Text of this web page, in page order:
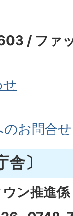
/ ファ
お問合せ
〕
ン推進係